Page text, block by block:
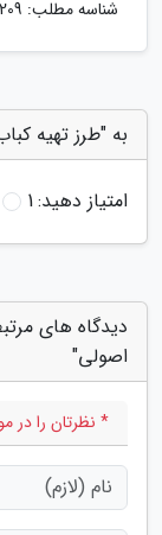
شناسه مطلب: 209
به "طرز تهیه
امتیاز دهید:1
دیدگاه های
اصولی"
* نظرتان را در